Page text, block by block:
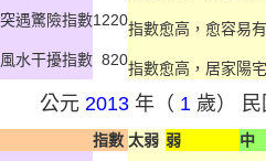
突遇驚險指數1220指數愈高，愈容易
風水干擾指數 820指數愈高，居家陽
公元2013 年（ 1 歲） 民
指數 太弱 弱 中